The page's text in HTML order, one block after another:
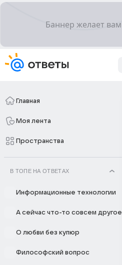
Главная
Моя лента
Пространства
В ТОПЕ НА ОТВЕТАХ
Информационные технологии
А сейчас что-то совсем другое
О любви без купюр
Философский вопрос